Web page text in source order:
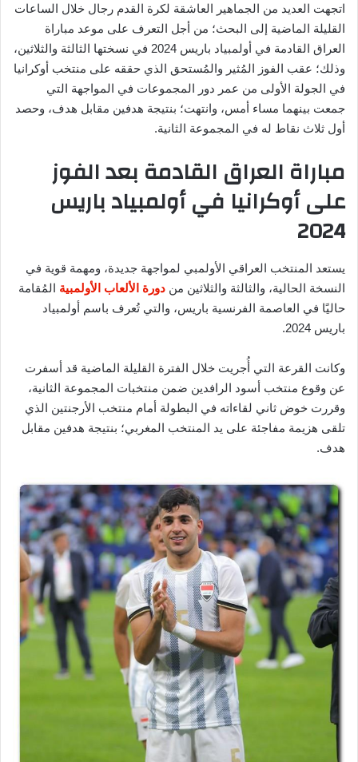
اتجهت العديد من الجماهير العاشقة لكرة القدم رجال خلال الساعات
القليلة الماضية إلى البحث؛ من أجل التعرف على موعد مباراة
العراق القادمة في أولمبياد باريس 2024 في نسختها الثالثة والثلاثين،
وذلك؛ عقب الفوز المُثير والمُستحق الذي حققه على منتخب أوكرانيا
في الجولة الأولى من عمر دور المجموعات في المواجهة التي
جمعت بينهما مساء أمس، وانتهت؛ بنتيجة هدفين مقابل هدف، وحصد
أول ثلاث نقاط له في المجموعة الثانية.
مباراة العراق القادمة بعد الفوز
على أوكرانيا في أولمبياد باريس
2024
يستعد المنتخب العراقي الأولمبي لمواجهة جديدة، ومهمة قوية في
النسخة الحالية، والثالثة والثلاثين من دورة الألعاب الأولمبية المُقامة
حاليًا في العاصمة الفرنسية باريس، والتي تُعرف باسم أولمبياد
باريس 2024.
وكانت القرعة التي أُجريت خلال الفترة القليلة الماضية قد أسفرت
عن وقوع منتخب أسود الرافدين ضمن منتخبات المجموعة الثانية،
وقررت خوض ثاني لقاءاته في البطولة أمام منتخب الأرجنتين الذي
تلقى هزيمة مفاجئة على يد المنتخب المغربي؛ بنتيجة هدفين مقابل
هدف.